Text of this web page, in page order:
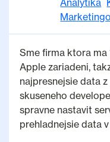
Analytika
Sme firma ktora ma
Apple zariadeni,
najpresnejsie data
skuseneho
spravne nastavit
prehladnejsie data